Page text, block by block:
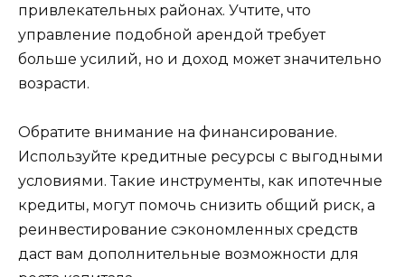
привлекательных районах. Учтите, что
управление подобной арендой требует
больше усилий, но и доход может значительно
возрасти.
Обратите внимание на финансирование.
Используйте кредитные ресурсы с выгодными
условиями. Такие инструменты, как ипотечные
кредиты, могут помочь снизить общий риск, а
реинвестирование сэкономленных средств
даст вам дополнительные возможности для